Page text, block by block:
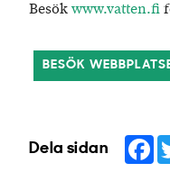
Besökwww.vatten.fi
BESÖK
Dela sidan